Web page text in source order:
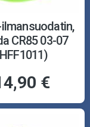
CR85 03-07
€